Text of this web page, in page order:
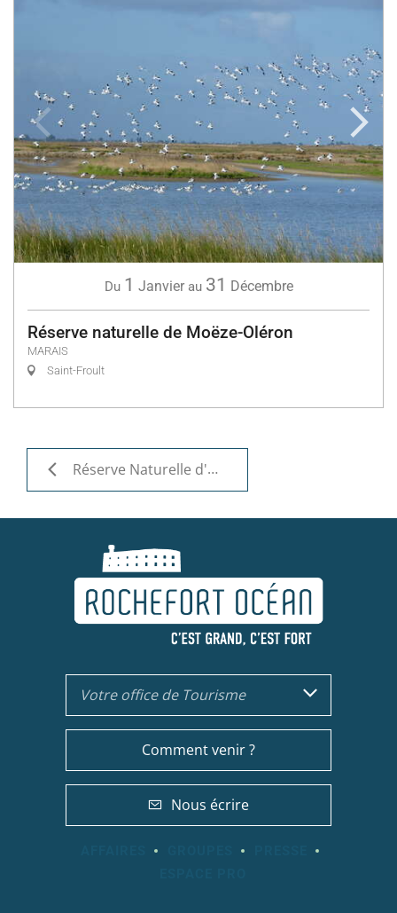
Du 1 Janvier au 31 Décembre
Réserve naturelle de Moëze-Oléron
MARAIS
Saint-Froult
Réserve Naturelle d'Yves
Votre office de Tourisme
Comment venir ?
Nous écrire